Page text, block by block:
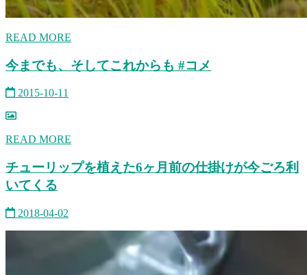
READ MORE
今までも、そしてこれからも #コメ
2015-10-11
READ MORE
チューリップを植えた6ヶ月前の仕掛けが今ごろ利
いてくる
2018-04-02